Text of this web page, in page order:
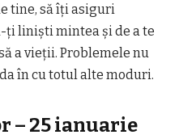
tine, să îți asiguri
ți liniști mintea și de a te
a vieții. Problemele nu
în cu totul alte moduri.
– 25 ianuarie